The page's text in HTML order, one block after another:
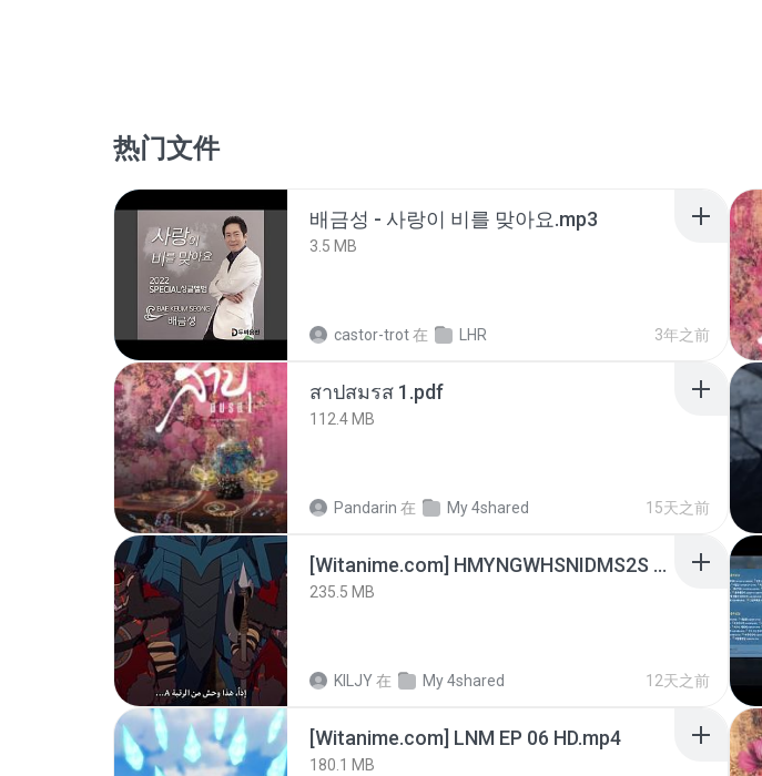
热门文件
배금성 - 사랑이 비를 맞아요.mp3
3.5 MB
castor-trot在 LHR 3年之前
สาปสมรส 1.pdf
112.4 MB
Pandarin 在 My 4shared 15天之前
[Witanime.com] HMYNGWHSNIDMS2S EP 04 HD.mp4
235.5 MB
KILJY在 My 4shared 12天之前
[Witanime.com] LNM EP 06 HD.mp4
180.1 MB